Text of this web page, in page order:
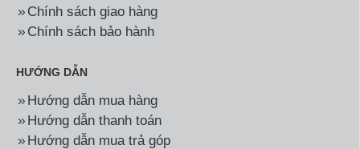
Chính sách giao hàng
Chính sách bảo hành
HƯỚNG DẪN
Hướng dẫn mua hàng
Hướng dẫn thanh toán
Hướng dẫn mua trả góp